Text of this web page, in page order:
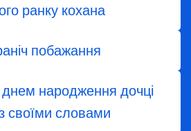
ранку кохана
побажання
днем народження дочці
своїми словами